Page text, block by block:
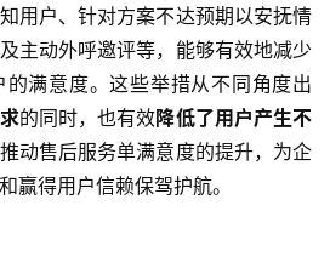
用户、针对方案不达预期以安抚情
主动外呼邀评等，能够有效地减少
满意度。这些举措从不同角度出
的同时，也有效降低了用户产生不
动售后服务单满意度的提升，为企
赢得用户信赖保驾护航。